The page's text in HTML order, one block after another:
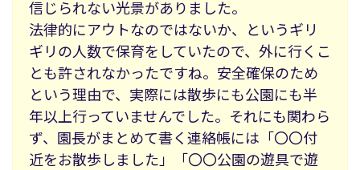
信じられない光景がありました。
法律的にアウトなのではないか、というギリ
ギリの人数で保育をしていたので、外に行くこ
とも許されなかったですね。安全確保のため
という理由で、実際には散歩にも公園にも半
年以上行っていませんでした。それにも関わら
ず、園長がまとめて書く連絡帳には「〇〇付
近をお散歩しました」「〇〇公園の遊具で遊